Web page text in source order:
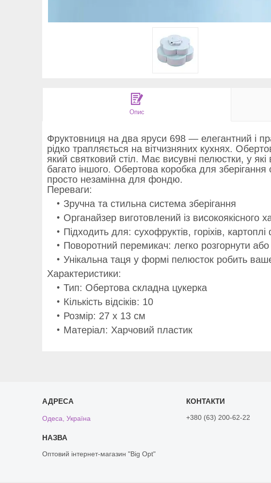
Опис
Фруктовниця на два яруси 698 — елегантний і
рідко трапляється на вітчизняних кухнях.
який святковий стіл. Має висувні пелюстки, у
багато іншого. Обертова коробка для
просто незамінна для фондю.
Переваги:
Зручна та стильна система зберігання
Органайзер виготовлений із високоякісного
Підходить для: сухофруктів, горіхів,
Поворотний перемикач: легко розгорнути
Унікальна таця у формі пелюсток робить
Характеристики:
Тип: Обертова складна цукерка
Кількість відсіків: 10
Розмір: 27 х 13 см
Матеріал: Харчовий пластик
Одеса, Україна
Оптовий інтернет-магазин "Big Opt"
+380 (63) 200-62-22